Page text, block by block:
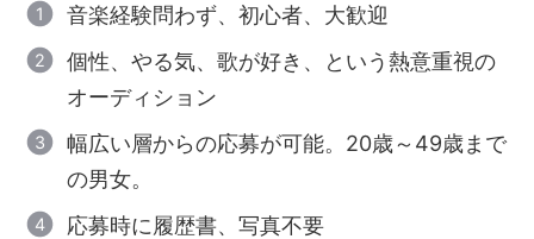
音楽経験問わず、初心者、大歓迎
個性、やる気、歌が好き、という熱意重視の
オーディション
幅広い層からの応募が可能。20歳～49歳まで
の男女。
応募時に履歴書、写真不要